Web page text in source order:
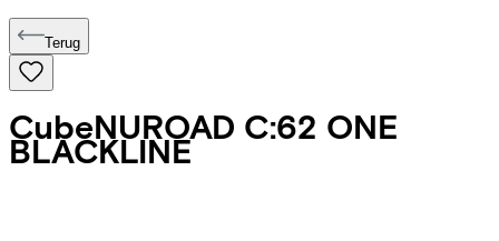
Terug
CubeNUROAD C:62 ONE
BLACKLINE